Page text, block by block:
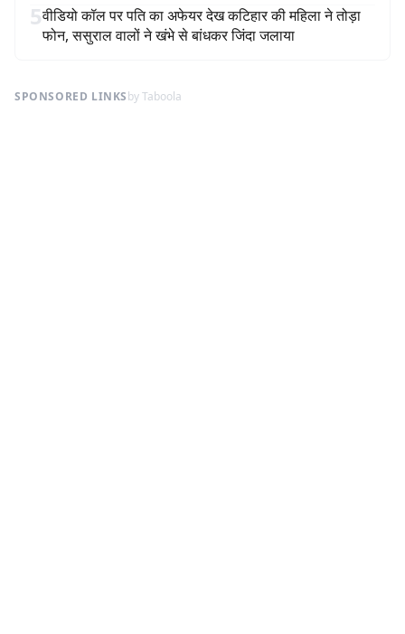
5वीडियो कॉल पर पति का अफेयर देख कटिहार की महिला ने तोड़ा
फोन, ससुराल वालों ने खंभे से बांधकर जिंदा जलाया
SPONSORED LINKSby Taboola